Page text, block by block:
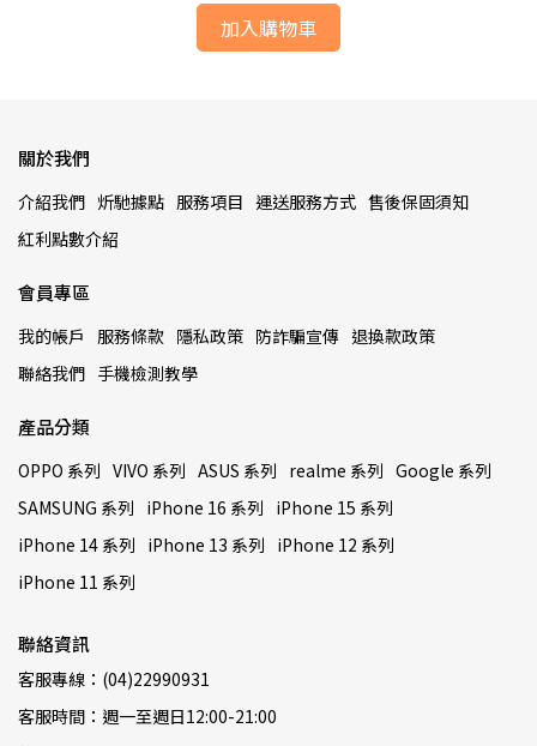
加入購物車
關於我們
介紹我們 炘馳據點 服務項目 運送服務方式 售後保固須知
紅利點數介紹
會員專區
我的帳戶 服務條款 隱私政策 防詐騙宣傳 退換款政策
聯絡我們 手機檢測教學
產品分類
OPPO 系列 VIVO 系列 ASUS 系列 realme 系列 Google 系列
SAMSUNG 系列 iPhone 16 系列 iPhone 15 系列
iPhone 14 系列 iPhone 13 系列 iPhone 12 系列
iPhone 11 系列
聯絡資訊
客服專線：(04)22990931
客服時間：週一至週日12:00-21:00